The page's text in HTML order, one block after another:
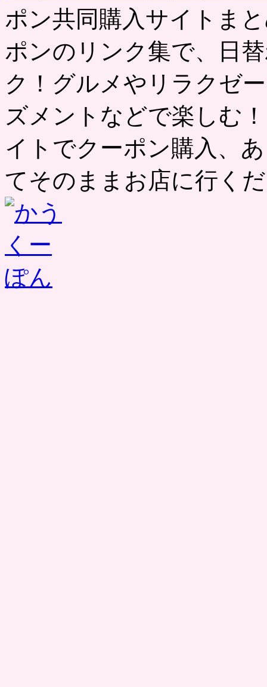
ポン共同購入サイトま
ポンのリンク集で、日
ク！グルメやリラクゼ
ズメントなどで楽しむ
イトでクーポン購入、
てそのままお店に行く